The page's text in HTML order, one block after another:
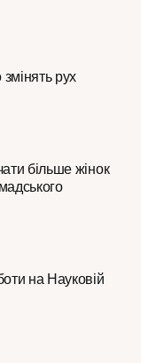
рух
більше жінок
на Науковій